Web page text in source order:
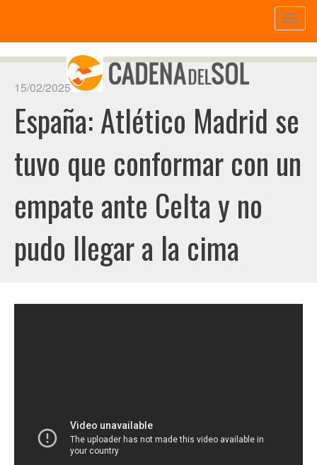
15/02/2025
España: Atlético Madrid se
tuvo que conformar con un
empate ante Celta y no
pudo llegar a la cima